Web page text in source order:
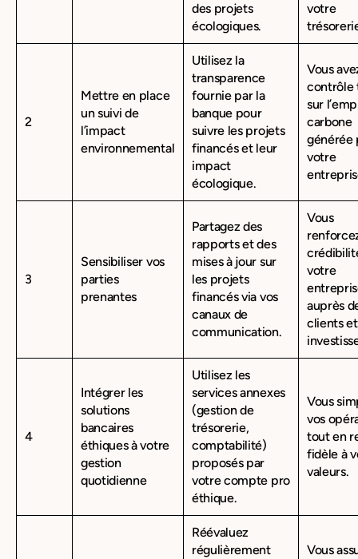
des projets
écologiques.
votre
2
Mettre en place
un suivi de
l’impact
environnemental
Utilisez la
transparence
fournie par la
banque pour
suivre les projets
financés et leur
impact
écologique.
Vous
contrôle
sur
carbone
générée
votre
3
Sensibiliser vos
parties
prenantes
Partagez des
rapports et des
mises à jour sur
les projets
financés via vos
canaux de
communication.
Vous
votre
auprès
clients et
4
Intégrer les
solutions
bancaires
éthiques à votre
gestion
quotidienne
Utilisez les
services annexes
(gestion de
trésorerie,
comptabilité)
proposés par
votre compte pro
éthique.
Vous
vos
tout en
fidèle à
valeurs.
Réévaluez
régulièrement
Vous